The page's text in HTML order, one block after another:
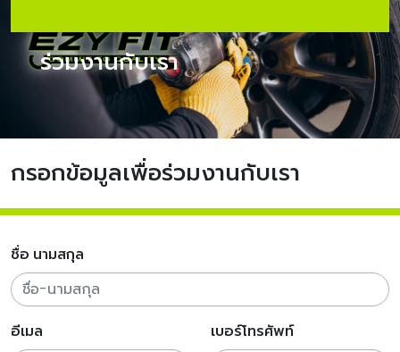
ร่วมงานกับเรา
กรอกข้อมูลเพื่อร่วมงานกับเรา
ชื่อ นามสกุล
อีเมล เบอร์โทรศัพท์